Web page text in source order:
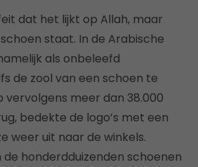
dat het lijkt op Allah, maar
staat. In de Arabische
als onbeleefd
de zool van een schoen te
vervolgens meer dan 38.000
bedekte de logo’s met een
weer uit naar de winkels.
honderdduizenden schoenen